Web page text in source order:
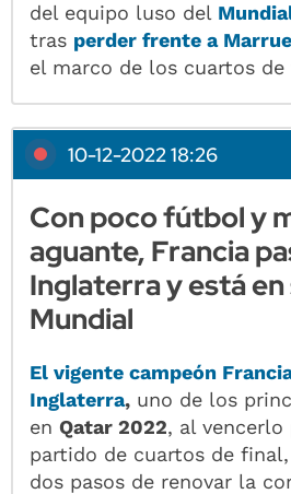
del equipo luso del
tras perder frente a
el marco de los cuartos de
10-12-2022 18:26
Con poco fútbol y
aguante, Francia
Inglaterra y está en
Mundial
El vigente campeón
Inglaterra, uno de los
enQatar 2022, al vencerlo
partido de cuartos de
dos pasos de renovar la